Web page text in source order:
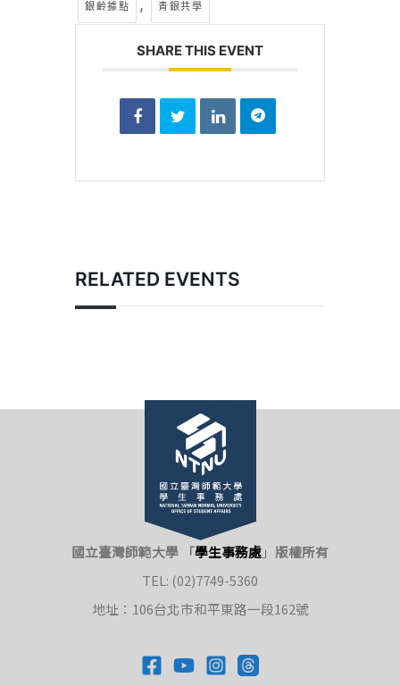
銀齡據點 , 青銀共學
SHARE THIS EVENT
RELATED EVENTS
國立臺灣師範大學 「學生事務處」 版權所有
TEL: (02)7749-5360
地址：106台北市和平東路一段162號